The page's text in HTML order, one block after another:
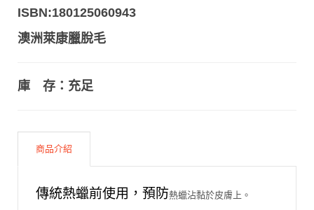
ISBN:180125060943
澳洲萊康臘脫毛
庫 存：充足
商品介紹
傳統熱蠟前使用，預防熱蠟沾黏於皮膚上。